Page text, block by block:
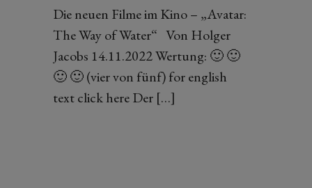
Die neuen Filme im Kino – „Avatar:
The Way of Water“ Von Holger
Jacobs 14.11.2022 Wertung: 🙂 🙂
🙂 🙂 (vier von fünf) for english
text click here Der […]